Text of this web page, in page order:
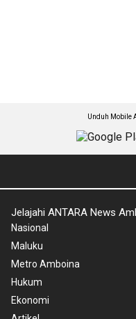
Unduh Mobile
Jelajahi ANTARA News
Nasional
Maluku
Metro Amboina
Hukum
Ekonomi